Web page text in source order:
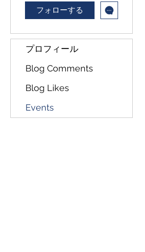
フォローする
プロフィール
Blog Comments
Blog Likes
Events